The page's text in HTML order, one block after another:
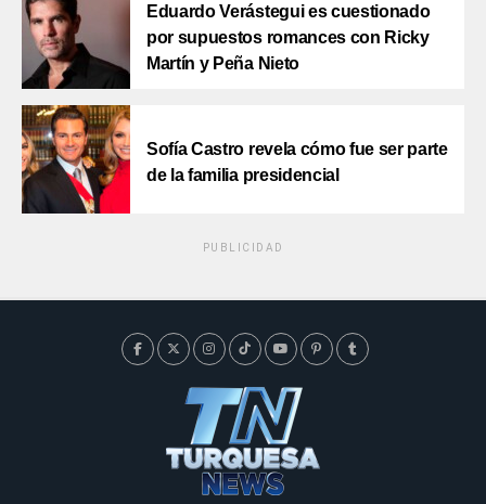
Eduardo Verástegui es cuestionado
por supuestos romances con Ricky
Martín y Peña Nieto
Sofía Castro revela cómo fue ser parte
de la familia presidencial
PUBLICIDAD